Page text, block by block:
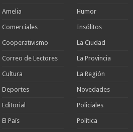
Amelia
Comerciales
Cooperativismo
Correo de Lectores
Cultura
Deportes
Editorial
El País
Humor
Insólitos
La Ciudad
La Provincia
La Región
Novedades
Policiales
Política